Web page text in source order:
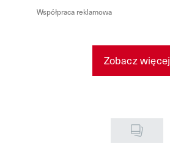
Współpraca reklamowa
Zobacz więcej